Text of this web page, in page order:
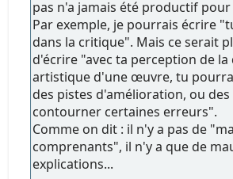
pas n'a jamais été productif pour
Par exemple, je pourrais écrire
dans la critique". Mais ce serait
d'écrire "avec ta perception de
artistique d'une œuvre, tu
des pistes d'amélioration, ou
contourner certaines erreurs".
Comme on dit : il n'y a pas de
comprenants", il n'y a que de
explications...